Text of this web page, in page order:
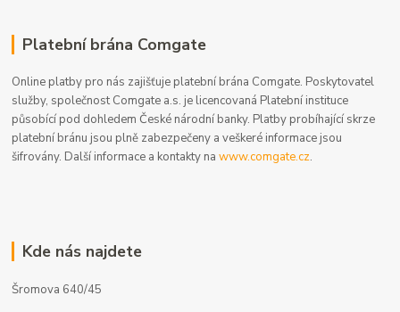
Platební brána Comgate
Online platby pro nás zajišťuje platební brána Comgate. Poskytovatel
služby, společnost Comgate a.s. je licencovaná Platební instituce
působící pod dohledem České národní banky. Platby probíhající skrze
platební bránu jsou plně zabezpečeny a veškeré informace jsou
šifrovány. Další informace a kontakty nawww.comgate.cz.
Kde nás najdete
Šromova 640/45